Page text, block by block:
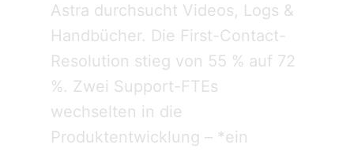
Astra durchsucht Videos, Logs &
Handbücher. Die First-Contact-
Resolution stieg von 55 % auf 72
%. Zwei Support-FTEs
wechselten in die
Produktentwicklung – *ein